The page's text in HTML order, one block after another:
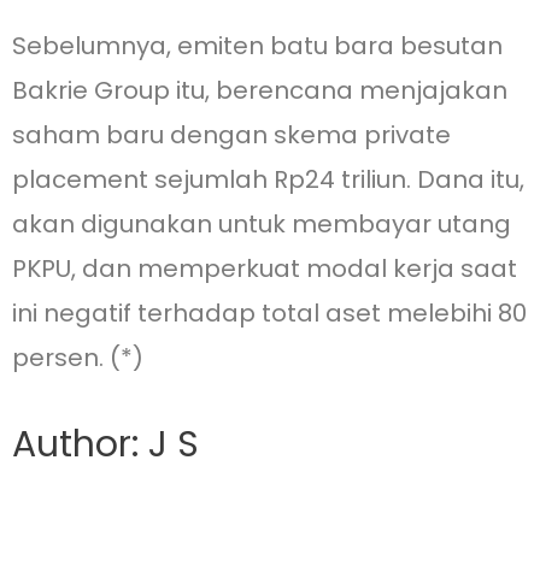
Sebelumnya, emiten batu bara besutan
Bakrie Group itu, berencana menjajakan
saham baru dengan skema private
placement sejumlah Rp24 triliun. Dana itu,
akan digunakan untuk membayar utang
PKPU, dan memperkuat modal kerja saat
ini negatif terhadap total aset melebihi 80
persen. (*)
Author: J S